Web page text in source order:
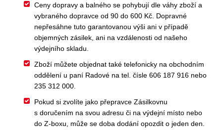
Ceny dopravy a balného se pohybují dle váhy zboží a
vybraného dopravce od 90 do 600 Kč. Dopravné
nepřesáhne tuto garantovanou výši ani v případě
objemných zásilek, ani na vzdálenosti od našeho
výdejního skladu.
Zboží můžete objednat také telefonicky na obchodním
oddělení u paní Radové na tel. čísle 606 187 916 nebo
235 312 000.
Pokud si zvolíte jako přepravce Zásilkovnu
s doručením na svou adresu či na výdejní místo nebo
do Z-boxu, může se doba dodání opozdit o jeden den.